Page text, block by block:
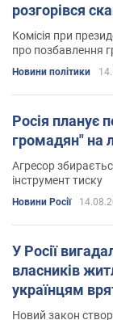
розгорівся
Комісія при
про позбавлення
Одеси Труханова
Новини політики
Росія планує
громадян" на
Агресор
інструмент тиску
Новини Росії
У Росії
власників
українцям
Новий закон